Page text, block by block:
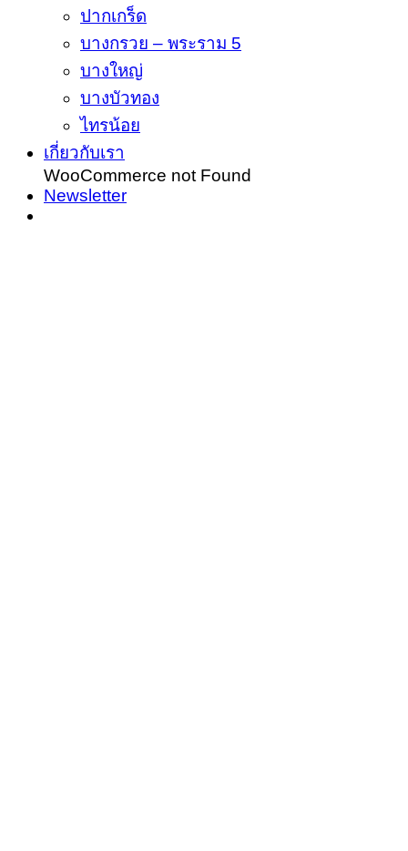
ปากเกร็ด
บางกรวย – พระราม 5
บางใหญ่
บางบัวทอง
ไทรน้อย
เกี่ยวกับเรา
WooCommerce not Found
Newsletter